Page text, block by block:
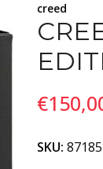
creed
SKU: